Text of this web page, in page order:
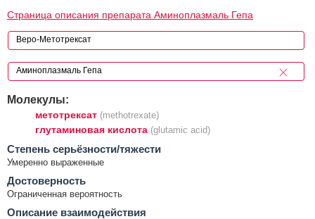
Страница описания препарата Аминоплазмаль Гепа
Молекулы:
метотрексат (methotrexate)
глутаминовая кислота (glutamic acid)
Cтепень серьёзности/тяжести
Умеренно выраженные
Достоверность
Ограниченная вероятность
Описание взаимодействия